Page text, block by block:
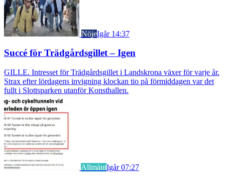
NöjeIgår 14:37
Succé för Trädgårdsgillet – Igen
GILLE. Intresset för Trädgårdsgillet i Landskrona växer för varje år.
Strax efter lördagens invigning klockan tio på förmiddagen var det
fullt i Slottsparken utanför Konsthallen.
AllmäntIgår 07:27